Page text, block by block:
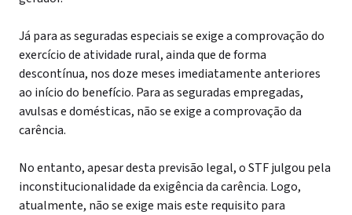
Já para as seguradas especiais se exige a comprovação do
exercício de atividade rural, ainda que de forma
descontínua, nos doze meses imediatamente anteriores
ao início do benefício. Para as seguradas empregadas,
avulsas e domésticas, não se exige a comprovação da
carência.
No entanto, apesar desta previsão legal, o STF julgou pela
inconstitucionalidade da exigência da carência. Logo,
atualmente, não se exige mais este requisito para